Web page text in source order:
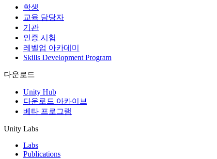
학생
교육 담당자
기관
인증 시험
레벨업 아카데미
Skills Development Program
다운로드
Unity Hub
다운로드 아카이브
베타 프로그램
Unity Labs
Labs
Publications